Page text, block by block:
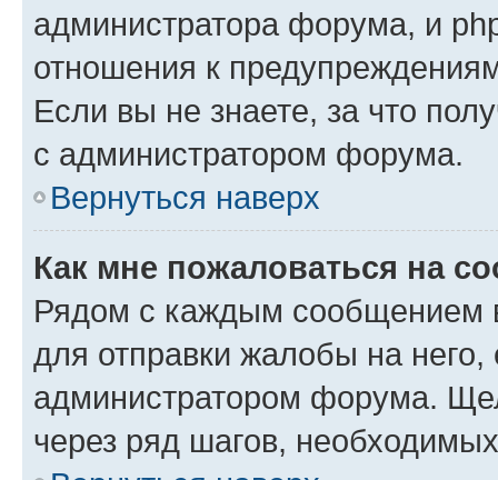
администратора форума, и
отношения к
Если вы не знаете, за что
с администратором форума.
Вернуться наверх
Как мне пожаловаться на
Рядом с каждым сообщением
для отправки жалобы на
администратором форума.
через ряд шагов,